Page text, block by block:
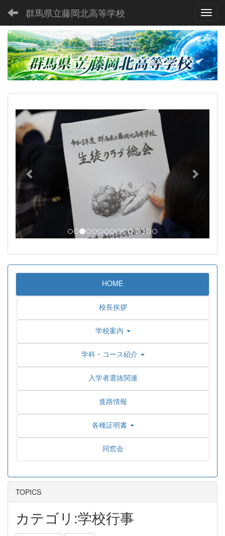
群馬県立藤岡北高等学校
p
r
e
o
u
s
n
HOME
校長挨拶
学校案内
学科・コース紹介
入学者選抜関連
進路情報
各種証明書
同窓会
TOPICS
カテゴリ:学校行事